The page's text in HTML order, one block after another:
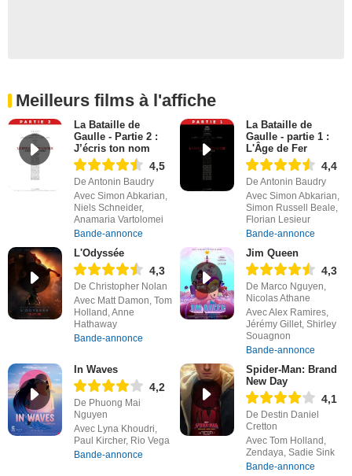
Meilleurs films à l'affiche
La Bataille de
Gaulle - Partie 2 :
J’écris ton nom
4,5
De Antonin Baudry
Avec Simon Abkarian,
Niels Schneider,
Anamaria Vartolomei
Bande-annonce
La Bataille de
Gaulle - partie 1 :
L'Âge de Fer
4,4
De Antonin Baudry
Avec Simon Abkarian,
Simon Russell Beale,
Florian Lesieur
Bande-annonce
L'Odyssée
4,3
De Christopher Nolan
Avec Matt Damon, Tom
Holland, Anne
Hathaway
Bande-annonce
Jim Queen
4,3
De Marco Nguyen,
Nicolas Athane
Avec Alex Ramires,
Jérémy Gillet, Shirley
Souagnon
Bande-annonce
In Waves
4,2
De Phuong Mai
Nguyen
Avec Lyna Khoudri,
Paul Kircher, Rio Vega
Bande-annonce
Spider-Man: Brand
New Day
4,1
De Destin Daniel
Cretton
Avec Tom Holland,
Zendaya, Sadie Sink
Bande-annonce